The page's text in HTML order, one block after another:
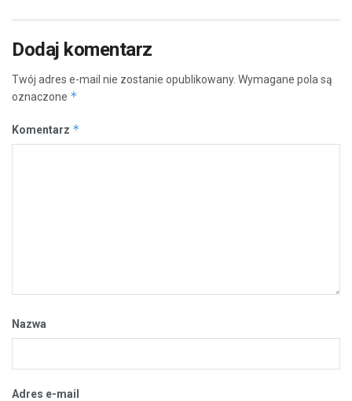
Dodaj komentarz
Twój adres e-mail nie zostanie opublikowany. Wymagane pola są
oznaczone *
Komentarz *
Nazwa
Adres e-mail